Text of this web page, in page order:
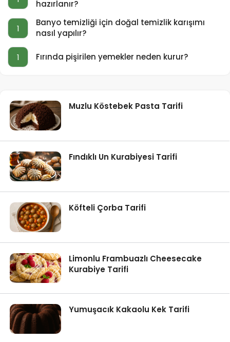
hazırlanır?
1
Banyo temizliği için doğal temizlik karışımı
nasıl yapılır?
1 Fırında pişirilen yemekler neden kurur?
Muzlu Köstebek Pasta Tarifi
Fındıklı Un Kurabiyesi Tarifi
Köfteli Çorba Tarifi
Limonlu Frambuazlı Cheesecake
Kurabiye Tarifi
Yumuşacık Kakaolu Kek Tarifi